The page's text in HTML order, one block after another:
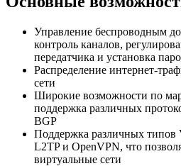
Управление беспроводным
контроль каналов,
передатчика и установка
Распределение интернет-
сети
Широкие возможности по
поддержка различных
BGP
Поддержка различных типов
L2TP и OpenVPN, что
виртуальные сети